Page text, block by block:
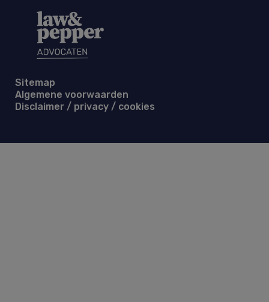
Sitemap
Algemene voorwaarden
Disclaimer / privacy / cookies